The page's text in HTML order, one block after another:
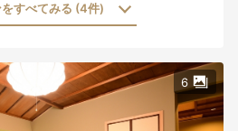
すべてみる (4件)
6